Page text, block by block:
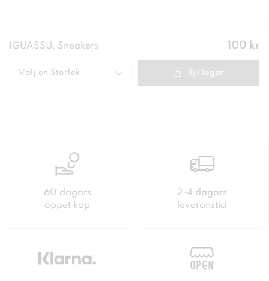
IGUASSU, Sneakers Pris:
100 kr
Välj en Storlek Ej i lager
60 dagars
öppet köp
2-4 dagars
leveranstid